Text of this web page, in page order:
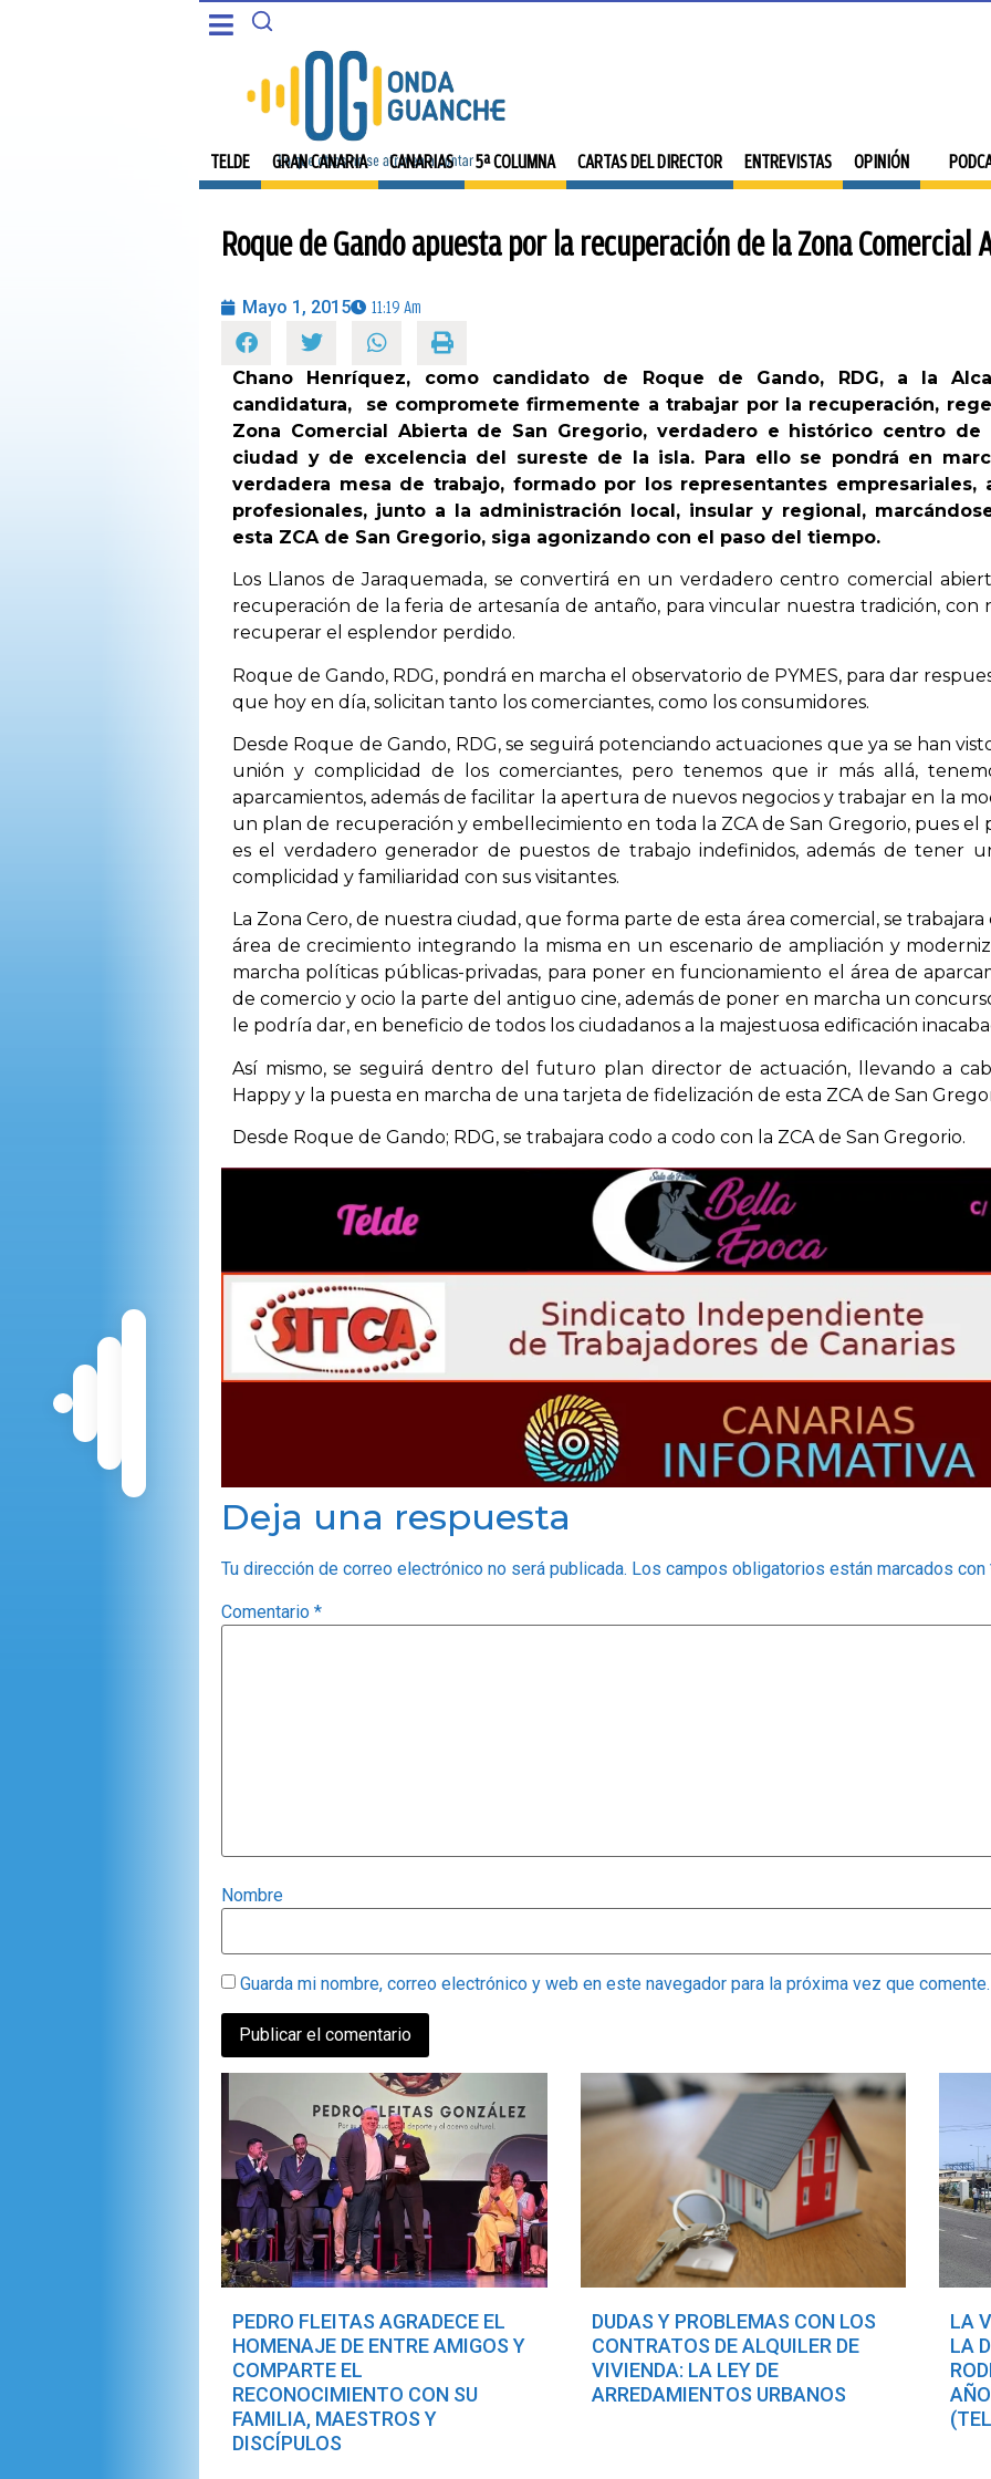
PORTADA
CANARIAS
5ª COLUMNA
CARTAS DEL DIRECTOR
ENTREVISTAS
OPINIÓN
PROGRAMAS
TELDE GRAN CANARIA CANARIAS 5ª COLUMNA CARTAS DEL DIRECTOR ENTREVISTAS OPINIÓN
5ª COLUMNA
CARTAS DEL DIRECTOR
ENTREVISTAS
OPINIÓN
Roque de Gando apuesta por la recuperación de la Zona Comercial
Mayo 1, 2015 11:19 Am
Chano Henríquez, como candidato de Roque de Gando, RDG, a la
candidatura, se compromete firmemente a trabajar por la recuperación,
Zona Comercial Abierta de San Gregorio, verdadero e histórico centro
ciudad y de excelencia del sureste de la isla. Para ello se pondrá en
verdadera mesa de trabajo, formado por los representantes empresariales,
profesionales, junto a la administración local, insular y regional,
esta ZCA de San Gregorio, siga agonizando con el paso del tiempo.
Los Llanos de Jaraquemada, se convertirá en un verdadero centro comercial
recuperación de la feria de artesanía de antaño, para vincular nuestra tradición, con
recuperar el esplendor perdido.
Roque de Gando, RDG, pondrá en marcha el observatorio de PYMES, para dar
que hoy en día, solicitan tanto los comerciantes, como los consumidores.
Desde Roque de Gando, RDG, se seguirá potenciando actuaciones que ya se han
unión y complicidad de los comerciantes, pero tenemos que ir más allá,
aparcamientos, además de facilitar la apertura de nuevos negocios y trabajar en la
un plan de recuperación y embellecimiento en toda la ZCA de San Gregorio, pues el
es el verdadero generador de puestos de trabajo indefinidos, además de tener
complicidad y familiaridad con sus visitantes.
La Zona Cero, de nuestra ciudad, que forma parte de esta área comercial, se
área de crecimiento integrando la misma en un escenario de ampliación y
marcha políticas públicas-privadas, para poner en funcionamiento el área de
de comercio y ocio la parte del antiguo cine, además de poner en marcha un
le podría dar, en beneficio de todos los ciudadanos a la majestuosa edificación
Así mismo, se seguirá dentro del futuro plan director de actuación, llevando a
Happy y la puesta en marcha de una tarjeta de fidelización de esta ZCA de San
Desde Roque de Gando; RDG, se trabajara codo a codo con la ZCA de San Gregorio.
Deja una respuesta
Tu dirección de correo electrónico no será publicada. Los campos obligatorios están marcados con
Comentario *
Nombre
Guarda mi nombre, correo electrónico y web en este navegador para la próxima vez que comente.
PEDRO FLEITAS AGRADECE EL
HOMENAJE DE ENTRE AMIGOS Y
COMPARTE EL
RECONOCIMIENTO CON SU
FAMILIA, MAESTROS Y
DISCÍPULOS
DUDAS Y PROBLEMAS CON LOS
CONTRATOS DE ALQUILER DE
VIVIENDA: LA LEY DE
ARREDAMIENTOS URBANOS
LA
LA